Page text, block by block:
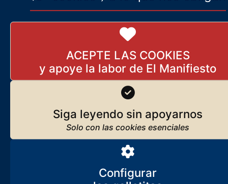
ACEPTE LAS COOKIES
Siga leyendo sin apoyarnos
Configurar
[RUSIA] Navalny, falso mártir de la
libertad
En contacto con Soros, Navalny comenzó a crear las bases de su
carrera política como bloguero y líder anticorrupción, para exportar
a Rusia una revolución